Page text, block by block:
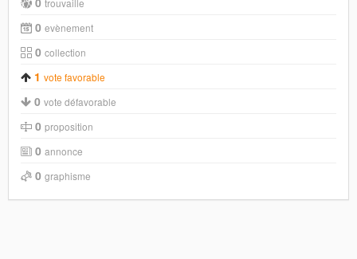
0 evènement
0 collection
1 vote favorable
0 vote défavorable
0 proposition
0 annonce
0 graphisme